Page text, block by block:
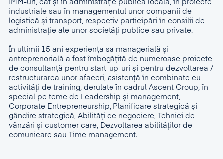
IMM-uri, cât și în administraţie publica locala, în proiecte
industriale sau în managementul unor companii de
logistică și transport, respectiv participări în consilii de
administraţie ale unor societăţi publice sau private.
În ultimii 15 ani experienţa sa managerială și
antreprenorială a fost îmbogățită de numeroase proiecte
de consultanță pentru start-up-uri și pentru dezvoltarea /
restructurarea unor afaceri, asistență în combinate cu
activități de training, derulate în cadrul Ascent Group, în
special pe teme de Leadership și management,
Corporate Entrepreneurship, Planificare strategică și
gândire strategică, Abilități de negociere, Tehnici de
vânzări și customer care, Dezvoltarea abilităților de
comunicare sau Time management.